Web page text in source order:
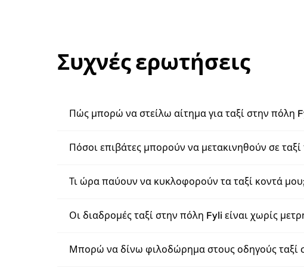
Συχνές ερωτήσεις
Πώς μπορώ να στείλω αίτημα για ταξί στην πόλη
Πόσοι επιβάτες μπορούν να μετακινηθούν σε
Τι ώρα παύουν να κυκλοφορούν τα ταξί κοντά μου;
Οι διαδρομές ταξί στην πόλη Fyli είναι χωρίς
Μπορώ να δίνω φιλοδώρημα στους οδηγούς ταξί